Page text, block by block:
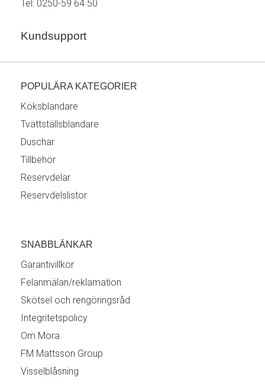
Tel: 0250-59 64 50
Kundsupport
POPULÄRA KATEGORIER
Köksblandare
Tvättställsblandare
Duschar
Tillbehör
Reservdelar
Reservdelslistor
SNABBLÄNKAR
Garantivillkor
Felanmälan/reklamation
Skötsel och rengöringsråd
Integritetspolicy
Om Mora
FM Mattsson Group
Visselblåsning